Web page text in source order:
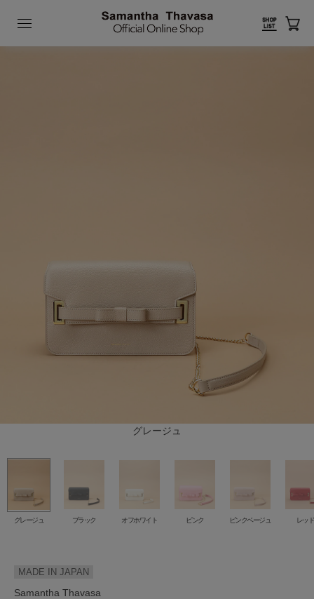
グレージュ
ブラック
オフホワイト
ピンク
ピンクベージュ
レッド
グリーン
グレージュ ブラック オフホワイト ピンク ピンクベージュ レッド
Samantha Thavasa
MADE IN JAPAN